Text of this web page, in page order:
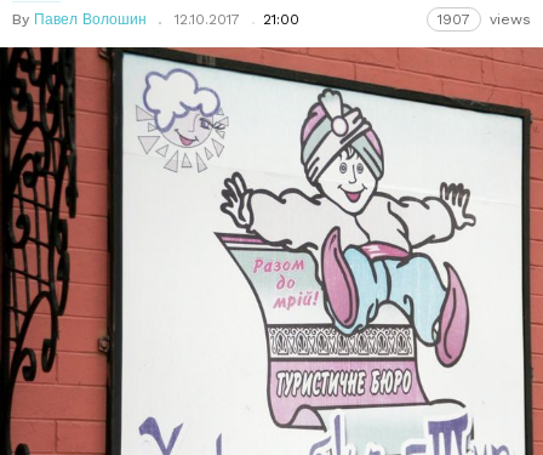
By Павел Волошин 12.10.2017 21:00 1907 views